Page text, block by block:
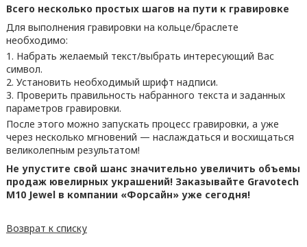
Всего несколько простых шагов на пути к гравировке
Для выполнения гравировки на кольце/браслете
необходимо:
Набрать желаемый текст/выбрать интересующий Вас
символ.
Установить необходимый шрифт надписи.
Проверить правильность набранного текста и заданных
параметров гравировки.
После этого можно запускать процесс гравировки, а уже
через несколько мгновений — наслаждаться и восхищаться
великолепным результатом!
Не упустите свой шанс значительно увеличить объемы
продаж ювелирных украшений! Заказывайте Gravotech
M10 Jewel в компании «Форсайн» уже сегодня!
Возврат к списку